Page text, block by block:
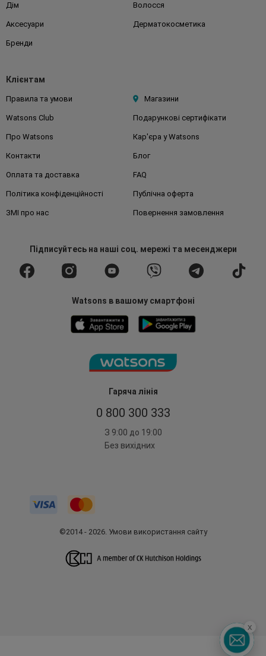
Гаряча лінія
0 800 300 333
З 9:00 до 19:00
Без вихідних
Дім Волосся
Аксесуари Дерматокосметика
Бренди
Клієнтам
Правила та умови Магазини
Watsons Club Подарункові сертифікати
Про Watsons Кар'єра у Watsons
Контакти Блог
Оплата та доставка FAQ
Політика конфіденційності Публічна оферта
ЗМІ про нас Повернення замовлення
Підписуйтесьна наші соц. мережі та месенджери
Watsons в вашому смартфоні
©2014 - 2026. Умови використання сайту
x